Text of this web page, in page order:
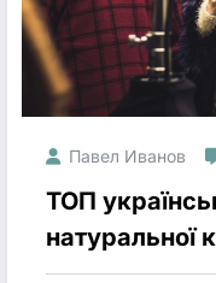
Павел Иванов
ТОП
натуральної